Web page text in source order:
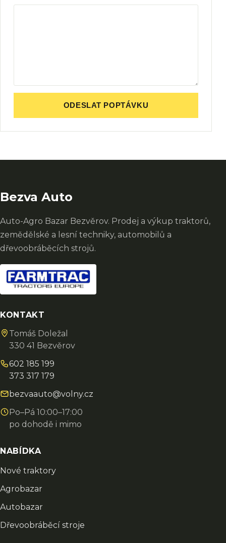
ODESLAT POPTÁVKU
Bezva Auto
Auto-Agro Bazar Bezvěrov. Prodej a výkup traktorů,
zemědělské a lesní techniky, automobilů a
dřevoobráběcích strojů.
KONTAKT
Tomáš Doležal
330 41 Bezvěrov
602 185 199
373 317 179
bezvaauto@volny.cz
Po–Pá 10:00–17:00
po dohodě i mimo
NABÍDKA
Nové traktory
Agrobazar
Autobazar
Dřevoobráběcí stroje